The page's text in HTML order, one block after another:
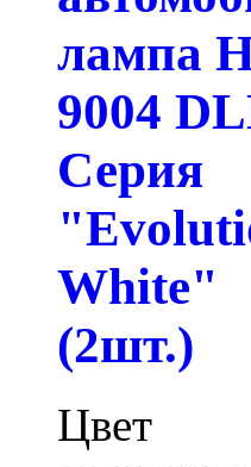
лампа
9004
Серия
White"
(2шт.)
Цвет